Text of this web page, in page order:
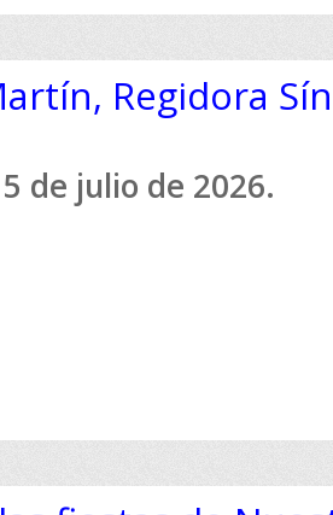
Regidora
de julio de 2026.